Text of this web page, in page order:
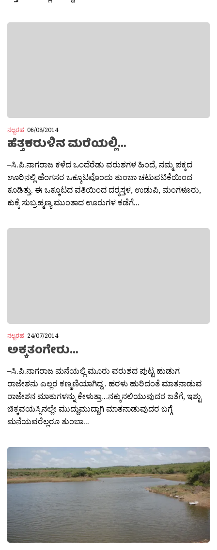
ನಲ್ಬರಹ 06/08/2014
ಹೆತ್ತಕರುಳಿನ ಮರೆಯಲ್ಲಿ…
–ಸಿ.ಪಿ.ನಾಗರಾಜ ಕಳೆದ ಒಂದೆರೆಡು ವರುಶಗಳ ಹಿಂದೆ, ನಮ್ಮ ಪಕ್ಕದ
ಊರಿನಲ್ಲಿ ಹೆಂಗಸರ ಒಕ್ಕೂಟವೊಂದು ತುಂಬಾ ಚಟುವಟಿಕೆಯಿಂದ
ಕೂಡಿತ್ತು. ಈ ಒಕ್ಕೂಟದ ವತಿಯಿಂದ ದರ‍್ಮಸ್ತಳ, ಉಡುಪಿ, ಮಂಗಳೂರು,
ಕುಕ್ಕೆ ಸುಬ್ರಹ್ಮಣ್ಯ ಮುಂತಾದ ಊರುಗಳ ಕಡೆಗೆ...
ನಲ್ಬರಹ 24/07/2014
ಅಕ್ಕತಂಗೇರು…
–ಸಿ.ಪಿ.ನಾಗರಾಜ ಮನೆಯಲ್ಲಿ ಮೂರು ವರುಶದ ಪುಟ್ಟ ಹುಡುಗ
ರಾಜೇಶನು ಎಲ್ಲರ ಕಣ್ಮಣಿಯಾಗಿದ್ದ . ಹರಳು ಹುರಿದಂತೆ ಮಾತನಾಡುವ
ರಾಜೇಶನ ಮಾತುಗಳನ್ನು ಕೇಳುತ್ತಾ…ನಕ್ಕುನಲಿಯುವುದರ ಜತೆಗೆ, ಇಶ್ಟು
ಚಿಕ್ಕವಯಸ್ಸಿನಲ್ಲೇ ಮುದ್ದುಮುದ್ದಾಗಿ ಮಾತನಾಡುವುದರ ಬಗ್ಗೆ
ಮನೆಯವರೆಲ್ಲರೂ ತುಂಬಾ...